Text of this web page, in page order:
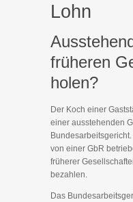
Lohn
früheren
holen?
Der Koch einer
einer ausstehenden
von einer GbR
früherer
bezahlen.
Das